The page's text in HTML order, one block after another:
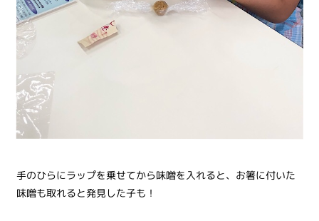
手のひらにラップを乗せてから味噌を入れると、お箸に付いた
味噌も取れると発見した子も！